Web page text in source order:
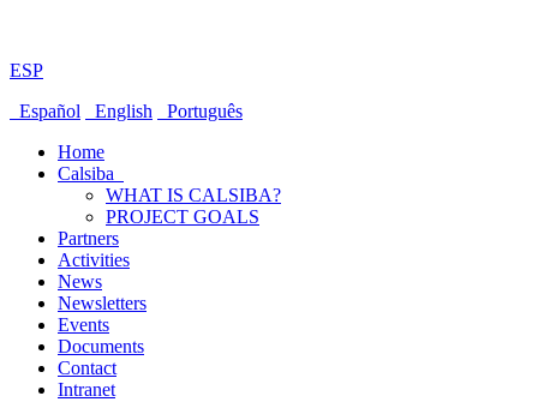
ESP
Español
English
Português
Home
Calsiba
WHAT IS CALSIBA?
PROJECT GOALS
Partners
Activities
News
Newsletters
Events
Documents
Contact
Intranet